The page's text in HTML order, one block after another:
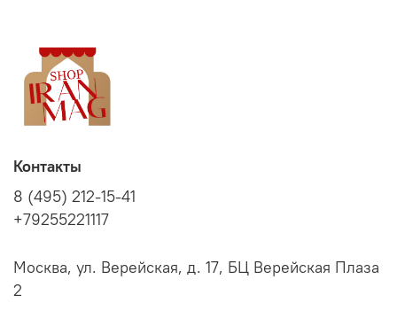
Контакты
8 (495) 212-15-41
+79255221117
Москва, ул. Верейская, д. 17, БЦ Верейская Плаза
2